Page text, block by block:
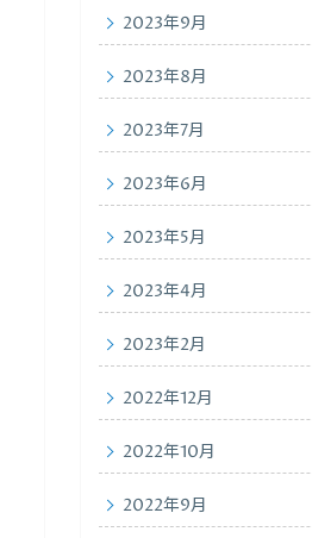
2023年9月
2023年8月
2023年7月
2023年6月
2023年5月
2023年4月
2023年2月
2022年12月
2022年10月
2022年9月